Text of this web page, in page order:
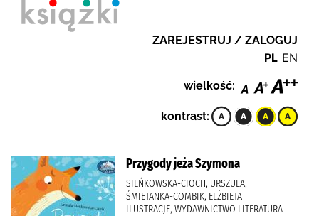
ZAREJESTRUJ / ZALOGUJ
PL EN
wielkość:
kontrast:
Przygody jeża Szymona
SIEŃKOWSKA-CIOCH, URSZULA,
ŚMIETANKA-COMBIK, ELŻBIETA
ILUSTRACJE, WYDAWNICTWO LITERATURA